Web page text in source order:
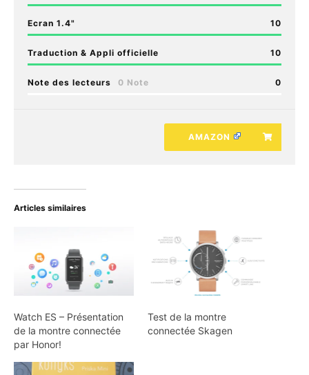
Ecran 1.4" 10
Traduction & Appli officielle 10
Note des lecteurs 0 Note 0
AMAZON
Articles similaires
Watch ES – Présentation
de la montre connectée
par Honor!
Test de la montre
connectée Skagen